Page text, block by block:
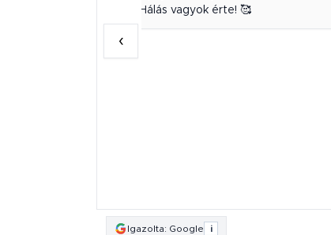
közül! Hamarosan
Hálás vagyok érte! 🥰
‹
Igazolta: Google i